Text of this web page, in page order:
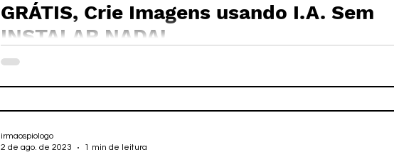
GRÁTIS, Crie Imagens usando I.A. Sem
INSTALAR NADA!
irmaospiologo
2 de ago. de 2023
1 min de leitura